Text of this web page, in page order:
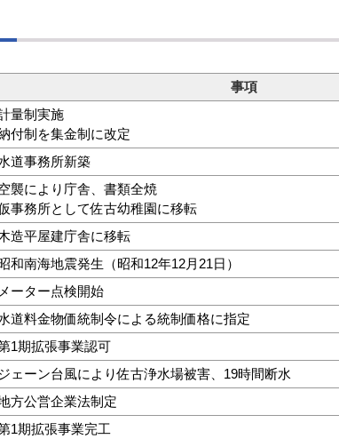
事項
量制実施
付制を集金制に改定
道事務所新築
襲により庁舎、書類全焼
事務所として佐古幼稚園に移転
造平屋建庁舎に移転
和南海地震発生（昭和12年12月21日）
メーター点検開始
道料金物価統制令による統制価格に指定
1期拡張事業認可
ェーン台風により佐古浄水場被害、19時間断水
方公営企業法制定
1期拡張事業完工